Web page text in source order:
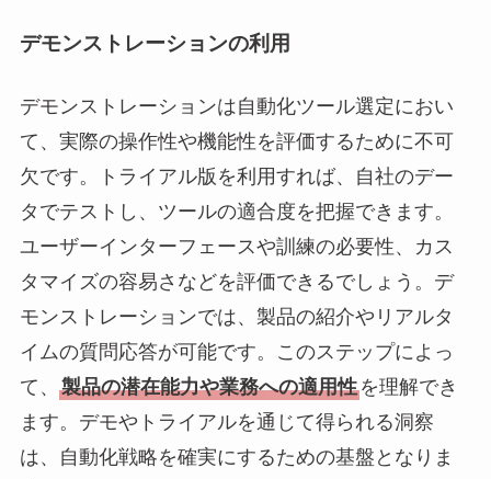
デモンストレーションの利用
デモンストレーションは自動化ツール選定におい
て、実際の操作性や機能性を評価するために不可
欠です。トライアル版を利用すれば、自社のデー
タでテストし、ツールの適合度を把握できます。
ユーザーインターフェースや訓練の必要性、カス
タマイズの容易さなどを評価できるでしょう。デ
モンストレーションでは、製品の紹介やリアルタ
イムの質問応答が可能です。このステップによっ
て、 製品の潜在能力や業務への適用性を理解でき
ます。デモやトライアルを通じて得られる洞察
は、自動化戦略を確実にするための基盤となりま